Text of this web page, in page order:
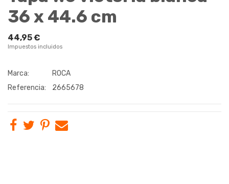
36 x 44.6 cm
44,95 €
Impuestos incluidos
Marca:
ROCA
Referencia:
2665678